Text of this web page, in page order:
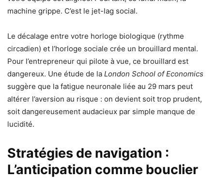
machine grippe. C’est le jet-lag social.
Le décalage entre votre horloge biologique (rythme
circadien) et l’horloge sociale crée un brouillard mental.
Pour l’entrepreneur qui pilote à vue, ce brouillard est
dangereux. Une étude de la London School of Economics
suggère que la fatigue neuronale liée au 29 mars peut
altérer l’aversion au risque : on devient soit trop prudent,
soit dangereusement audacieux par simple manque de
lucidité.
Stratégies de navigation :
L’anticipation comme bouclier